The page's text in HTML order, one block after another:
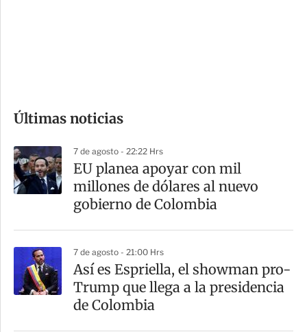
m
a
r
t
Últimas noticias
7 de agosto - 22:22 Hrs
EU planea apoyar con mil
millones de dólares al nuevo
gobierno de Colombia
7 de agosto - 21:00 Hrs
Así es Espriella, el showman pro-
Trump que llega a la presidencia
de Colombia